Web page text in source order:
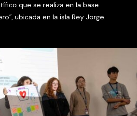
que se realiza en la base
ubicada en la isla Rey Jorge.